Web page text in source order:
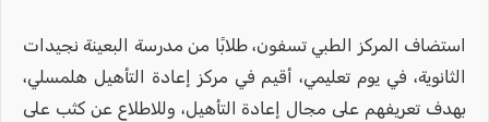
استضاف المركز الطبي تسفون، طلابًا من مدرسة البعينة نجيدات
الثانوية، في يوم تعليمي، أقيم في مركز إعادة التأهيل هلمسلي،
بهدف تعريفهم على مجال إعادة التأهيل، وللاطلاع عن كثب على